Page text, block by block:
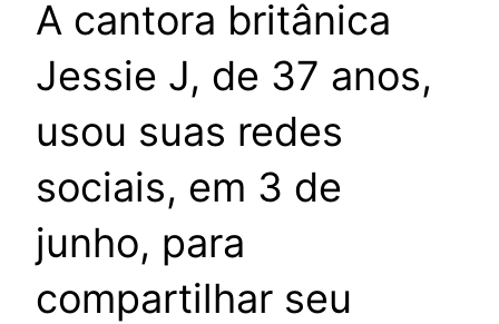
A cantora britânica
Jessie J, de 37 anos,
usou suas redes
sociais, em 3 de
junho, para
compartilhar seu